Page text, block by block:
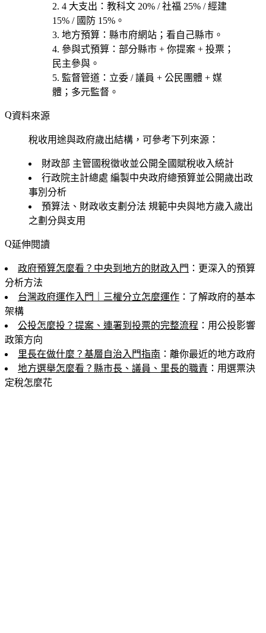
4 大支出 ：教科文 20% / 社福 25% / 經建
15% / 國防 15%。
地方預算 ：縣市府網站；看自己縣市。
參與式預算 ：部分縣市 + 你提案 + 投票；
民主參與。
監督管道 ：立委 / 議員 + 公民團體 + 媒
體；多元監督。
資料來源
稅收用途與政府歲出結構，可參考下列來源：
財政部 主管國稅徵收並公開全國賦稅收入統計
行政院主計總處 編製中央政府總預算並公開歲出政
事別分析
預算法、財政收支劃分法 規範中央與地方歲入歲出
之劃分與支用
延伸閱讀
政府預算怎麼看？中央到地方的財政入門 ：更深入的預算
分析方法
台灣政府運作入門｜三權分立怎麼運作 ：了解政府的基本
架構
公投怎麼投？提案、連署到投票的完整流程 ：用公投影響
政策方向
里長在做什麼？基層自治入門指南 ：離你最近的地方政府
地方選舉怎麼看？縣市長、議員、里長的職責 ：用選票決
定稅怎麼花